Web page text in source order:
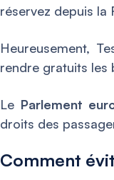
réservez depuis la
Heureusement,
rendre gratuits les
Le Parlement
droits des
Comment